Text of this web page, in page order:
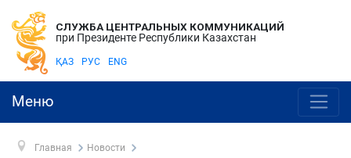
СЛУЖБА ЦЕНТРАЛЬНЫХ КОММУНИКАЦИЙ
при Президенте Республики Казахстан
ҚАЗ РУС ENG
Меню
Главная
Новости